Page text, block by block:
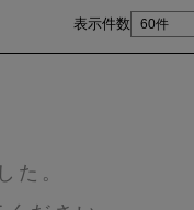
表示件数
た。